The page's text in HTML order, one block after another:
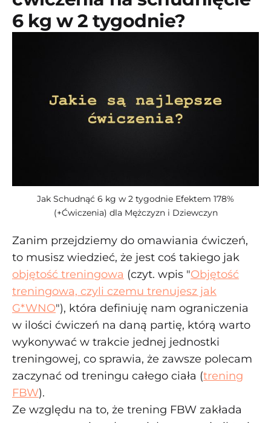
6 kg w 2 tygodnie?
Jak Schudnąć 6 kg w 2 tygodnie Efektem 178%
(+Ćwiczenia) dla Mężczyzn i Dziewczyn
Zanim przejdziemy do omawiania ćwiczeń,
to musisz wiedzieć, że jest coś takiego jak
objętość treningowa (czyt. wpis "Objętość
treningowa, czyli czemu trenujesz jak
G*WNO"), która definiuję nam ograniczenia
w ilości ćwiczeń na daną partię, którą warto
wykonywać w trakcie jednej jednostki
treningowej, co sprawia, że zawsze polecam
zaczynać od treningu całego ciała (trening
FBW).
Ze względu na to, że trening FBW zakłada